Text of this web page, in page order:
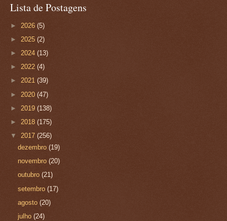
Lista de Postagens
► 2026 (5)
► 2025 (2)
► 2024 (13)
► 2022 (4)
► 2021 (39)
► 2020 (47)
► 2019 (138)
► 2018 (175)
▼ 2017 (256)
dezembro(19)
novembro(20)
outubro(21)
setembro(17)
agosto(20)
julho(24)